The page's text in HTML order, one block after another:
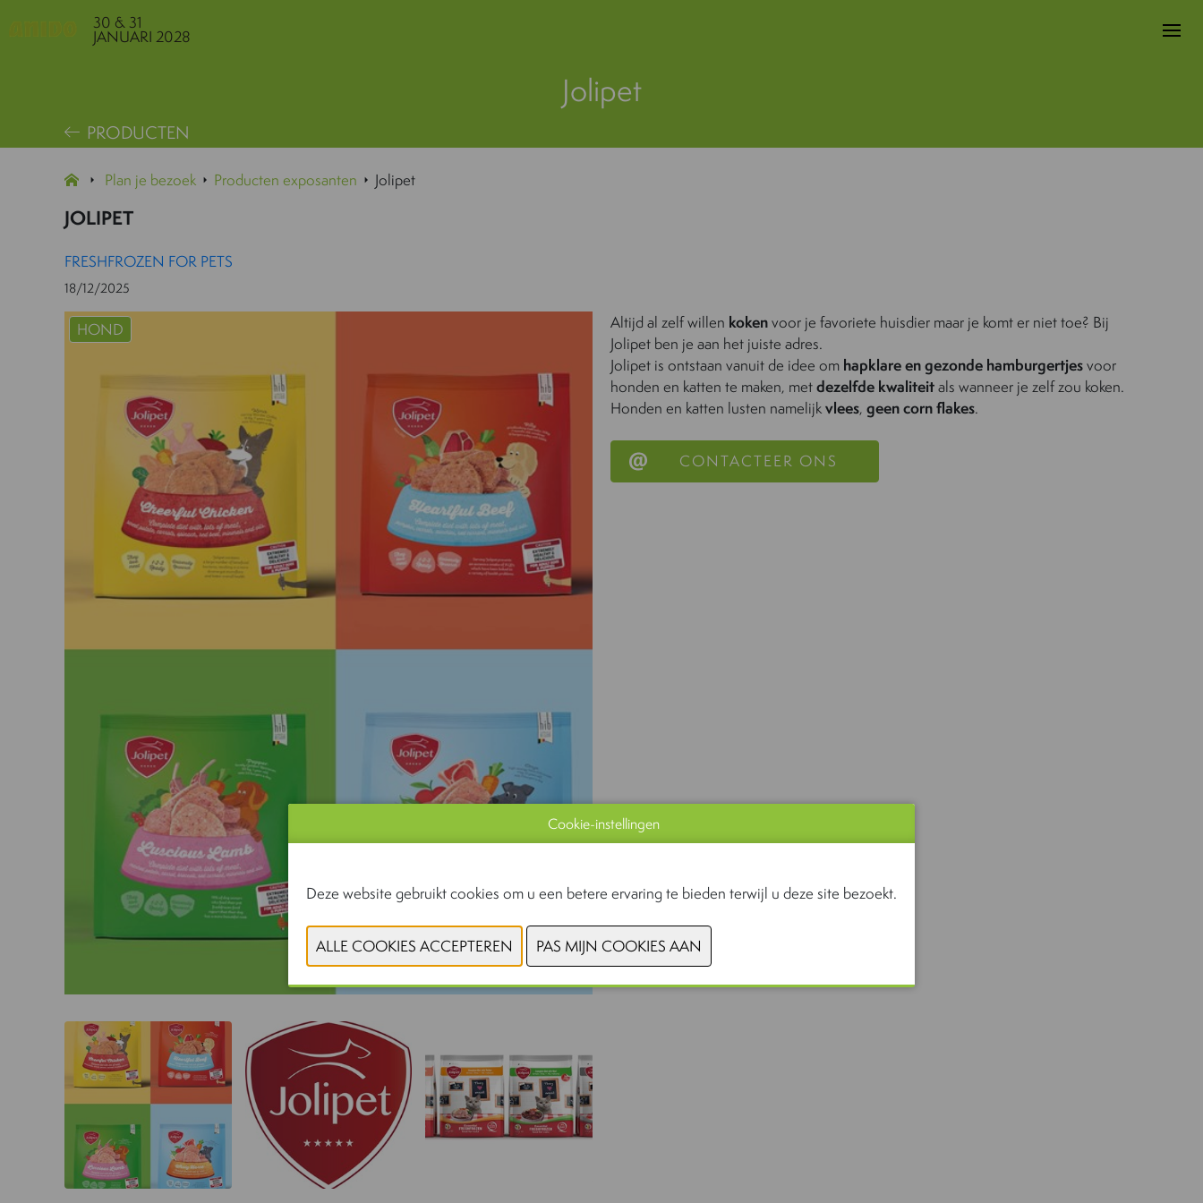
30 & 31
JANUARI 2028
Jolipet
PRODUCTEN
Plan je bezoek Producten exposanten Jolipet
JOLIPET
HOND
FRESHFROZEN FOR PETS
18/12/2025
Altijd al zelf willen kokenvoor je favoriete huisdier maar je komt er niet toe? Bij
Jolipet ben je aan het juiste adres.
Jolipet is ontstaan vanuit de idee om hapklare en gezonde hamburgertjesvoor
honden en katten te maken, metdezelfde kwaliteitals wanneer je zelf zou koken.
Honden en katten lusten namelijkvlees, geen corn flakes.
CONTACTEER ONS
Cookie-instellingen
Deze website gebruikt cookies om u een betere ervaring te bieden terwijl u deze site bezoekt.